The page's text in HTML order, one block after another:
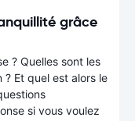
grâce
? Quelles sont les
? Et quel est alors le
si vous voulez